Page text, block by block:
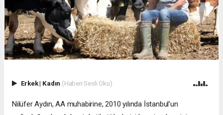
Erkek| Kadın (Haberi Sesli Oku)
Nilüfer Aydın, AA muhabirine, 2010 yılında İstanbul’un